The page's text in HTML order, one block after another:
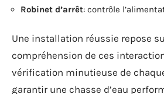
Robinet d’arrêt: contrôle
Une installation réussie repose
compréhension de ces
vérification minutieuse de
garantir une chasse d’eau